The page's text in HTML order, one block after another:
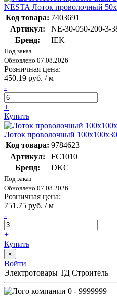
NESTA Лоток проволочный
Код товара: 7403691
Артикул:
NE-30-050-200-3-
Бренд:
IEK
Под заказ
Обновлено 07.08.2026
Розничная цена:
450.19 руб. / м
-
+
Купить
Лоток проволочный
Код товара: 9784623
Артикул:
FC1010
Бренд:
DKC
Под заказ
Обновлено 07.08.2026
Розничная цена:
751.75 руб. / м
-
+
Купить
×
Войти
Электротовары ТД Строитель
0 - 9999999